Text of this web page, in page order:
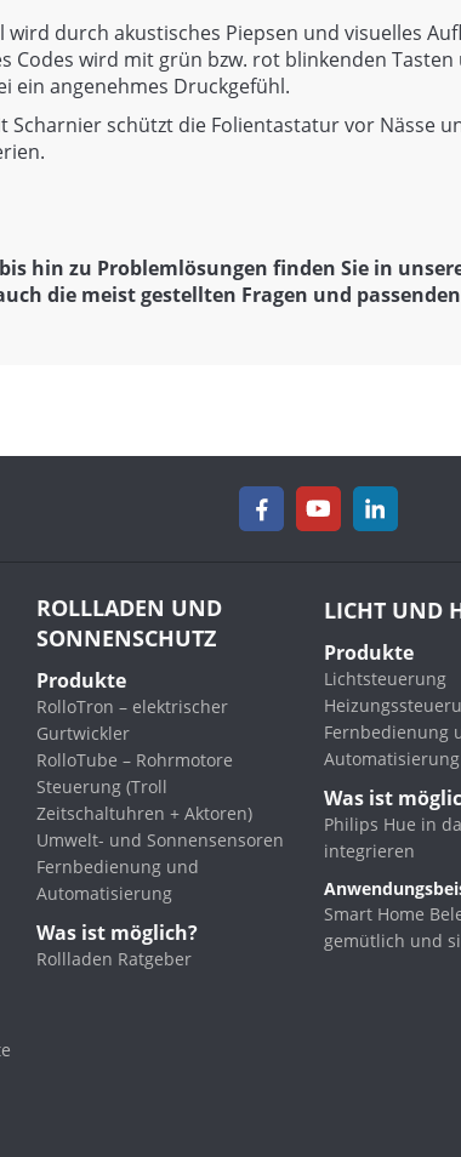
wird durch akustisches Piepsen und visuelles
Codes wird mit grün bzw. rot blinkenden
ein angenehmes Druckgefühl.
Scharnier schützt die Folientastatur vor Nässe
hin zu Problemlösungen finden Sie in
die meist gestellten Fragen und
ROLLLADEN UND
SONNENSCHUTZ
Produkte
RolloTron – elektrischer
Gurtwickler
RolloTube – Rohrmotore
Steuerung (Troll
Zeitschaltuhren + Aktoren)
Umwelt- und Sonnensensoren
Fernbedienung und
Automatisierung
Was ist möglich?
Rollladen Ratgeber
LICHT UND
Produkte
Lichtsteuerung
Fernbedienung
Automatisierung
Was ist
Philips Hue in
integrieren
Smart Home
gemütlich und